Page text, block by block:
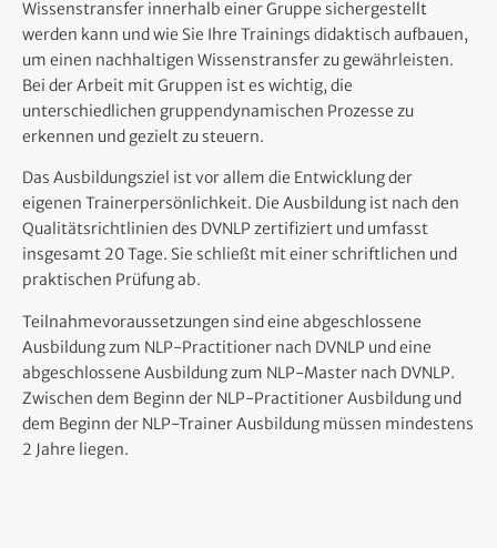
Wissenstransfer innerhalb einer Gruppe sichergestellt
werden kann und wie Sie Ihre Trainings didaktisch aufbauen,
um einen nachhaltigen Wissenstransfer zu gewährleisten.
Bei der Arbeit mit Gruppen ist es wichtig, die
unterschiedlichen gruppendynamischen Prozesse zu
erkennen und gezielt zu steuern.
Das Ausbildungsziel ist vor allem die Entwicklung der
eigenen Trainerpersönlichkeit. Die Ausbildung ist nach den
Qualitätsrichtlinien des DVNLP zertifiziert und umfasst
insgesamt 20 Tage. Sie schließt mit einer schriftlichen und
praktischen Prüfung ab.
Teilnahmevoraussetzungen sind eine abgeschlossene
Ausbildung zum NLP-Practitioner nach DVNLP und eine
abgeschlossene Ausbildung zum NLP-Master nach DVNLP.
Zwischen dem Beginn der NLP-Practitioner Ausbildung und
dem Beginn der NLP-Trainer Ausbildung müssen mindestens
2 Jahre liegen.